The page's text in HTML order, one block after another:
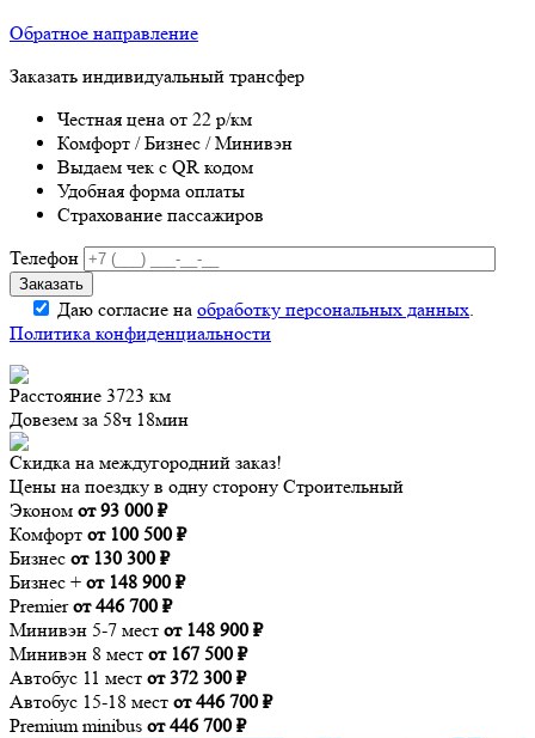
Обратное направление
Заказать индивидуальный трансфер
Честная цена от 22 р/км
Комфорт / Бизнес / Минивэн
Выдаем чек с QR кодом
Удобная форма оплаты
Страхование пассажиров
Телефон
Даю согласие на обработку персональных данных.
Политика конфиденциальности
Расстояние 3723 км
Довезем за 58ч 18мин
Скидка на междугородний заказ!
Цены на поездку в одну сторону Строительный
Эконом от 93 000 ₽
Комфорт от 100 500 ₽
Бизнес от 130 300 ₽
Бизнес + от 148 900 ₽
Premier от 446 700 ₽
Минивэн 5-7 мест от 148 900 ₽
Минивэн 8 мест от 167 500 ₽
Автобус 11 мест от 372 300 ₽
Автобус 15-18 мест от 446 700 ₽
Premium minibus от 446 700 ₽